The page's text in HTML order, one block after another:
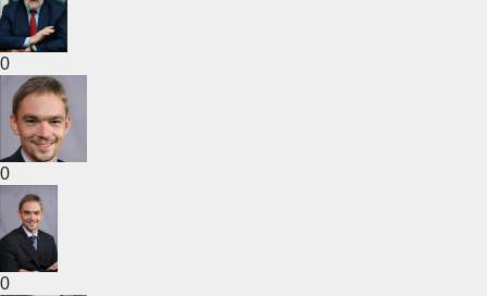
0
0
0